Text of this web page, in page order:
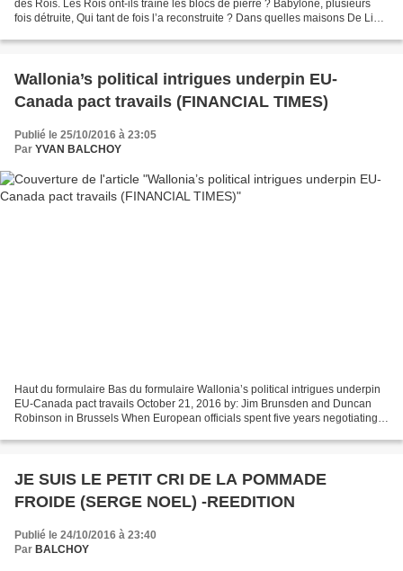
des Rois. Les Rois ont-ils traîné les blocs de pierre ? Babylone, plusieurs
fois détruite, Qui tant de fois l’a reconstruite ? Dans quelles maisons De Lima
Wallonia’s political intrigues underpin EU-
Canada pact travails (FINANCIAL TIMES)
Publié le 25/10/2016 à 23:05
Par YVAN BALCHOY
Haut du formulaire Bas du formulaire Wallonia’s political intrigues underpin
EU-Canada pact travails October 21, 2016 by: Jim Brunsden and Duncan
Robinson in Brussels When European officials spent five years negotiating a
JE SUIS LE PETIT CRI DE LA POMMADE
FROIDE (SERGE NOEL) -REEDITION
Publié le 24/10/2016 à 23:40
Par BALCHOY